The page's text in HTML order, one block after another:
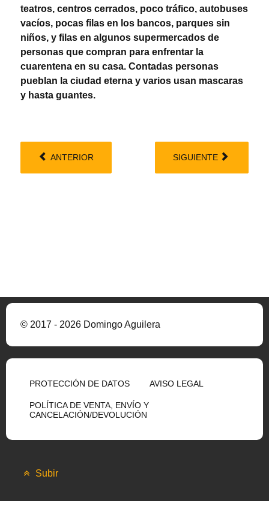
teatros, centros cerrados, poco tráfico, autobuses
vacíos, pocas filas en los bancos, parques sin
niños, y filas en algunos supermercados de
personas que compran para enfrentar la
cuarentena en su casa. Contadas personas
pueblan la ciudad eterna y varios usan mascaras
y hasta guantes.
ANTERIOR SIGUIENTE
© 2017 - 2026 Domingo Aguilera
PROTECCIÓN DE DATOS AVISO LEGAL
POLÍTICA DE VENTA, ENVÍO Y
CANCELACIÓN/DEVOLUCIÓN
Subir